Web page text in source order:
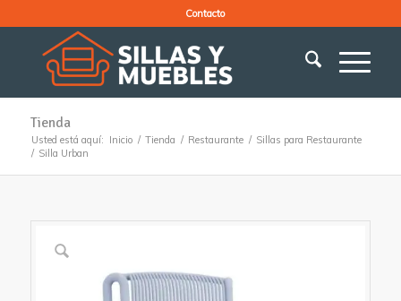
Contacto
Tienda
Usted está aquí: Inicio / Tienda / Restaurante / Sillas para Restaurante
/ Silla Urban